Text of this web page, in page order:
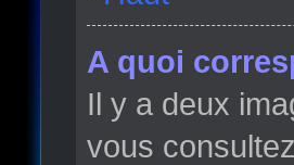
A quoi
Il y a deux
vous